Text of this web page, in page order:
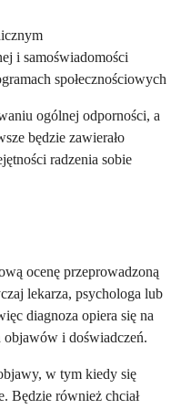
i samoświadomości
społecznościowych
ogólnej odporności, a
będzie zawierało
radzenia sobie
ocenę przeprowadzoną
lekarza, psychologa lub
diagnoza opiera się na
objawów i doświadczeń.
w tym kiedy się
Będzie również chciał